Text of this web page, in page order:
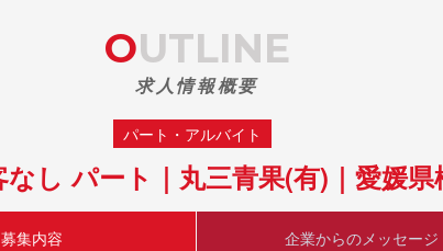
OUTLINE
求人情報概要
パート・アルバイト
し パート｜丸三青果(有)｜愛媛
募集内容 企業からのメッセージ